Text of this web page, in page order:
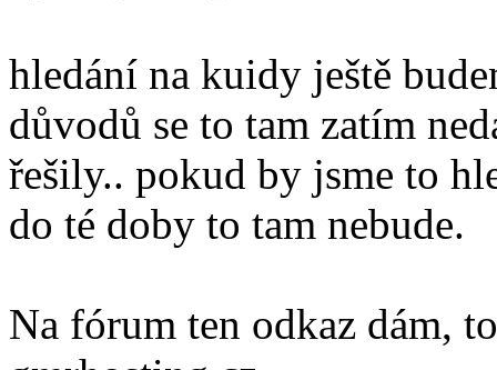
hledání na kuidy ještě
důvodů se to tam zatím
řešily.. pokud by jsme to
do té doby to tam nebude.
Na fórum ten odkaz dám,